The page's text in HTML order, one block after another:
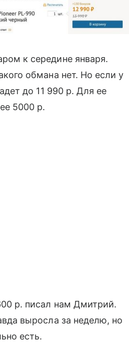
к середине января.
обмана нет. Но если у
до 11 990 р. Для ее
5000 р.
р. писал нам Дмитрий.
выросла за неделю, но
есть.